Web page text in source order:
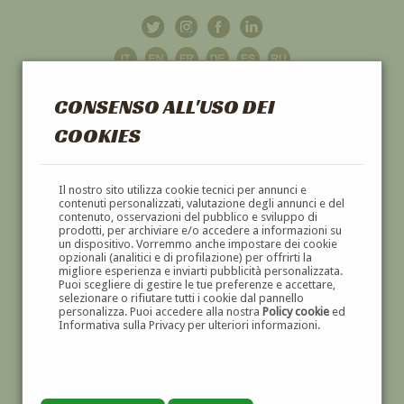
CONSENSO ALL'USO DEI
COOKIES
Il nostro sito utilizza cookie tecnici per annunci e
contenuti personalizzati, valutazione degli annunci e del
contenuto, osservazioni del pubblico e sviluppo di
prodotti, per archiviare e/o accedere a informazioni su
un dispositivo. Vorremmo anche impostare dei cookie
opzionali (analitici e di profilazione) per offrirti la
migliore esperienza e inviarti pubblicità personalizzata.
Puoi scegliere di gestire le tue preferenze e accettare,
selezionare o rifiutare tutti i cookie dal pannello
personalizza. Puoi accedere alla nostra Policy cookieed
Informativa sulla Privacy per ulteriori informazioni.
GALLERIAD'ARTE
DIPINTI E SCULTURE '800 E '900